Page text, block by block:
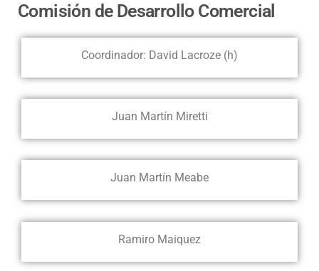
Comisión de Desarrollo Comercial
Coordinador: David Lacroze (h)
Juan Martín Miretti
Juan Martín Meabe
Ramiro Maiquez